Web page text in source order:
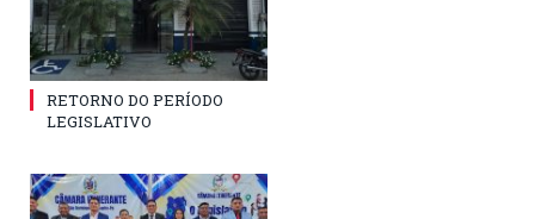
RETORNO DO PERÍODO
LEGISLATIVO